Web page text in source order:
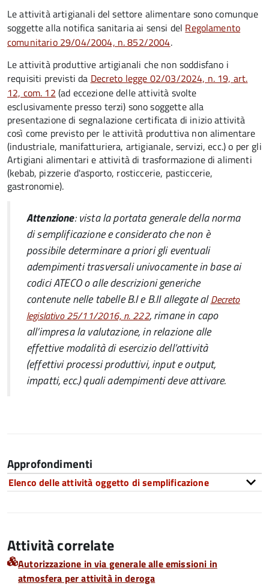
Le attività artigianali del settore alimentare sono comunque
soggette alla notifica sanitaria ai sensi del Regolamento
comunitario 29/04/2004, n. 852/2004.
Le attività produttive artigianali che non soddisfano i
requisiti previsti da Decreto legge 02/03/2024, n. 19, art.
12, com. 12 (ad eccezione delle attività svolte
esclusivamente presso terzi) sono soggette alla
presentazione di segnalazione certificata di inizio attività
così come previsto per le attività produttiva non alimentare
(industriale, manifatturiera, artigianale, servizi, ecc.) o per gli
Artigiani alimentari e attività di trasformazione di alimenti
(kebab, pizzerie d'asporto, rosticcerie, pasticcerie,
gastronomie).
Attenzione: vista la portata generale della norma
di semplificazione e considerato che non è
possibile determinare a priori gli eventuali
adempimenti trasversali univocamente in base ai
codici ATECO o alle descrizioni generiche
contenute nelle tabelle B.I e B.II allegate alDecreto
legislativo 25/11/2016, n. 222, rimane in capo
all’impresa la valutazione, in relazione alle
effettive modalità di esercizio dell’attività
(effettivi processi produttivi, input e output,
impatti, ecc.) quali adempimenti deve attivare.
Approfondimenti
Elenco delle attività oggetto di semplificazione
Attività correlate
Autorizzazione in via generale alle emissioni in
atmosfera per attività in deroga